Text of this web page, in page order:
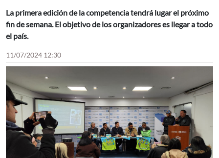
La primera edición de la competencia tendrá lugar el próximo
fin de semana. El objetivo de los organizadores es llegar a todo
el país.
11/07/2024 12:30